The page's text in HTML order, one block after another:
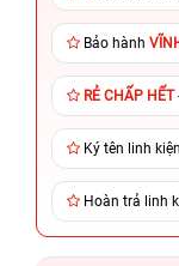
Bảo hành
RẺ CHẤP HẾT
Ký tên linh
Hoàn trả linh